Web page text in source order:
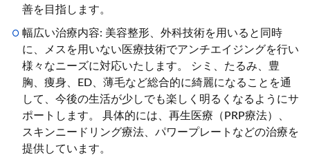
善を目指します。
幅広い治療内容: 美容整形、外科技術を用いると同時
に、メスを用いない医療技術でアンチエイジングを行い
様々なニーズに対応いたします。 シミ、たるみ、豊
胸、痩身、ED、薄毛など総合的に綺麗になることを通
して、今後の生活が少しでも楽しく明るくなるようにサ
ポートします。 具体的には、再生医療（PRP療法）、
スキンニードリング療法、パワープレートなどの治療を
提供しています。